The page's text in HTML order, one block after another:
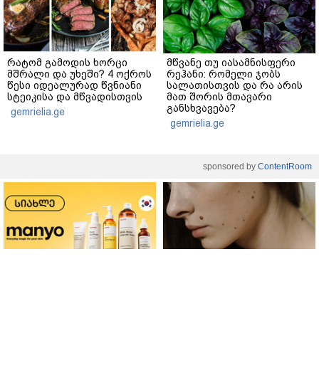
რატომ გამოდის ხორცი
მშრალი და უხეში? 4 ოქროს
წესი იდეალურად წვნიანი
სტეიკისა და მწვადისთვის
gemrielia.ge
მწვანე თუ იასამნისფერი
რეჰანი: რომელი ჯობს
სალათისთვის და რა არის
მათ შორის მთავარი
განსხვავება?
gemrielia.ge
sponsored by ContentRoom